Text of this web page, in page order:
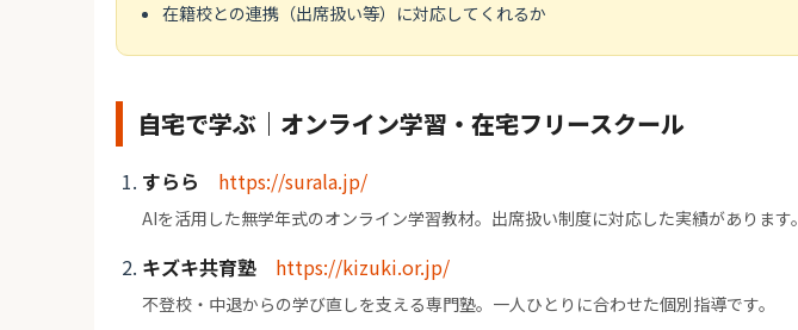
在籍校との連携（出席扱い等）に対応してくれるか
自宅で学ぶ｜オンライン学習・在宅フリースクール
すらら https://surala.jp/
AIを活用した無学年式のオンライン学習教材。出席扱い制度に対応した実績があります。
キズキ共育塾 https://kizuki.or.jp/
不登校・中退からの学び直しを支える専門塾。一人ひとりに合わせた個別指導です。